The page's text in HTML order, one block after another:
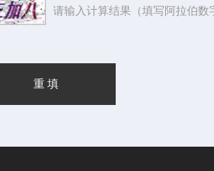
请输入计算结果（填写阿拉伯数